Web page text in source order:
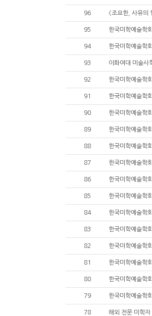
96 《조요한, 사유의
95
94 한국미학예술학
93 이화여대 미술사
92 한국미학예술학
91
90
89 한국미학예술학
88
87
86 한국미학예술학
85 한국미학예술학
84
83 한국미학예술학
82
81 한국미학예술학
80
79 한국미학예술학
78 해외 전문 미학자